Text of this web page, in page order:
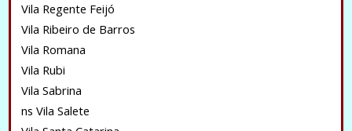
Vila Regente Feijó
Vila Ribeiro de Barros
Vila Romana
Vila Rubi
Vila Sabrina
ns Vila Salete